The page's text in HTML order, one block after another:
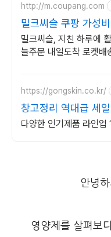
http://m.coupang.com
밀크씨슬 쿠팡 가성
밀크씨슬, 지친 하루에
늘주문 내일도착 로켓배
https://gongskin.co.kr/
창고정리 역대급 세일
다양한 인기제품 라인
안녕
영양제를 살펴보